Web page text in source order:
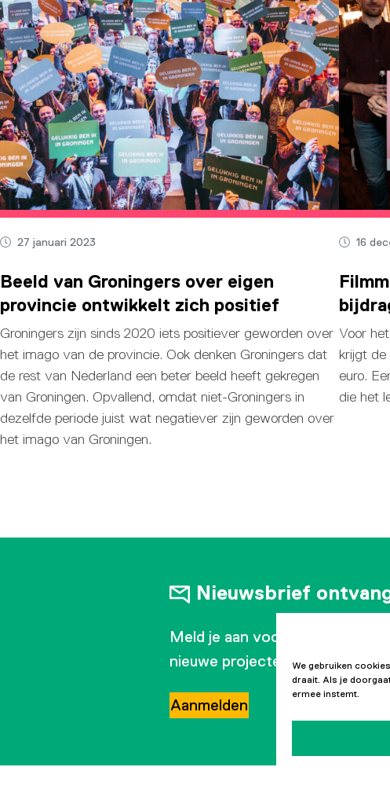
We gebruiken
draait. Als je
ermee instemt.
27 januari 2023
Beeld van Groningers over eigen
provincie ontwikkelt zich positief
Groningers zijn sinds 2020 iets positiever geworden over
het imago van de provincie. Ook denken Groningers dat
de rest van Nederland een beter beeld heeft gekregen
van Groningen. Opvallend, omdat niet-Groningers in
dezelfde periode juist wat negatiever zijn geworden over
het imago van Groningen.
16
Voor
krijgt de
euro.
die het
Nieuwsbrief
Meld je aan voor onze
nieuwe projecten en
Aanmelden